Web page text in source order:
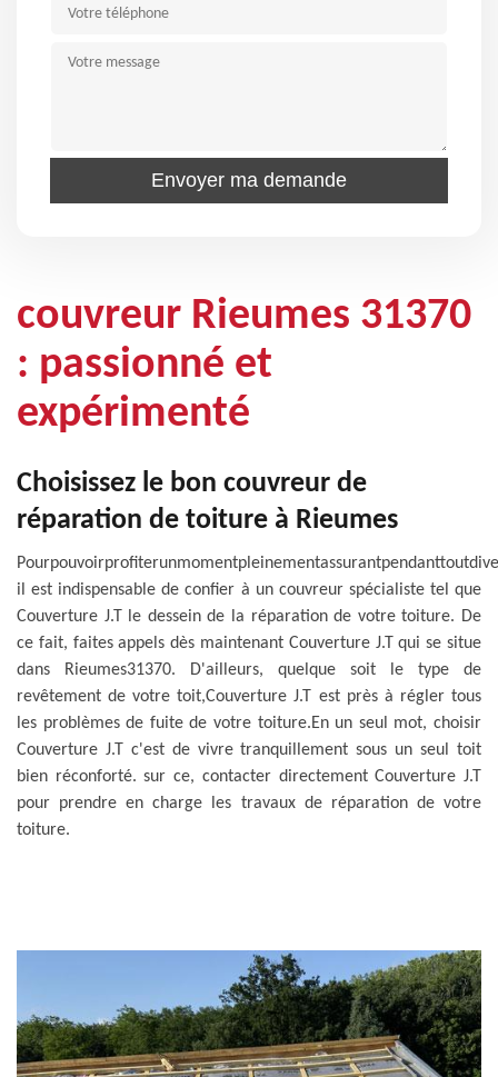
couvreur Rieumes 31370
: passionné et
expérimenté
Choisissez le bon couvreur de
réparation de toiture à Rieumes
il est indispensable de confier à un couvreur spécialiste tel que
Couverture J.T le dessein de la réparation de votre toiture. De
ce fait, faites appels dès maintenant Couverture J.T qui se situe
dans Rieumes31370. D'ailleurs, quelque soit le type de
revêtement de votre toit,Couverture J.T est près à régler tous
les problèmes de fuite de votre toiture.En un seul mot, choisir
Couverture J.T c'est de vivre tranquillement sous un seul toit
bien réconforté. sur ce, contacter directement Couverture J.T
pour prendre en charge les travaux de réparation de votre
toiture.